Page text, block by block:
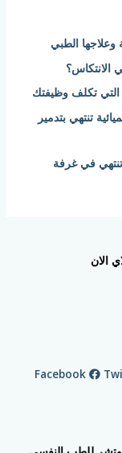
الطبي
الانتكاس؟
التي تكلف وظيفتك
تنتهي بتدمير
في غرفة
الان
Facebook